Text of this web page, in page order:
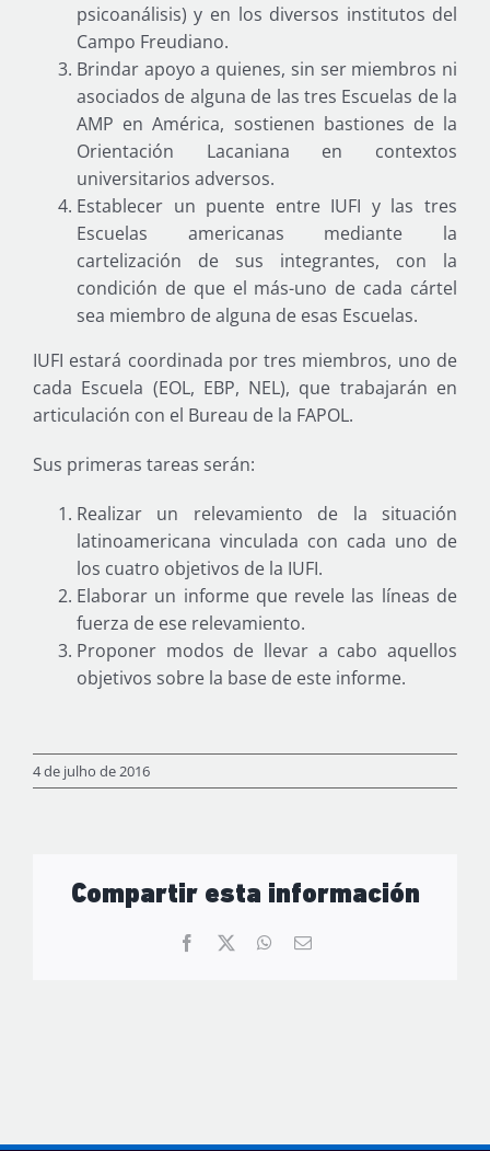
psicoanálisis) y en los diversos institutos del
Campo Freudiano.
Brindar apoyo a quienes, sin ser miembros ni
asociados de alguna de las tres Escuelas de la
AMP en América, sostienen bastiones de la
Orientación Lacaniana en contextos
universitarios adversos.
Establecer un puente entre IUFI y las tres
Escuelas americanas mediante la
cartelización de sus integrantes, con la
condición de que el más-uno de cada cártel
sea miembro de alguna de esas Escuelas.
IUFI estará coordinada por tres miembros, uno de
cada Escuela (EOL, EBP, NEL), que trabajarán en
articulación con el Bureau de la FAPOL.
Sus primeras tareas serán:
Realizar un relevamiento de la situación
latinoamericana vinculada con cada uno de
los cuatro objetivos de la IUFI.
Elaborar un informe que revele las líneas de
fuerza de ese relevamiento.
Proponer modos de llevar a cabo aquellos
objetivos sobre la base de este informe.
4 de julho de 2016
Compartir esta información
Facebook WhatsApp
Email